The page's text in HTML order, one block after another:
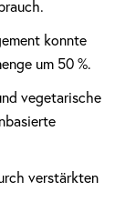
konnte
um 50 %.
vegetarische
verstärkten